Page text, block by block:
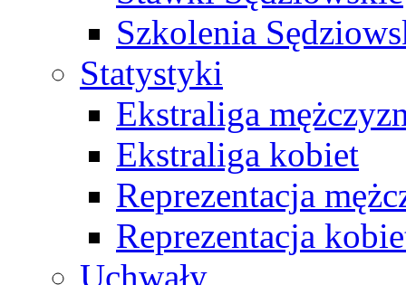
Szkolenia
Statystyki
Ekstraliga
Ekstraliga kobiet
Reprezentacja
Reprezentacja
Uchwały